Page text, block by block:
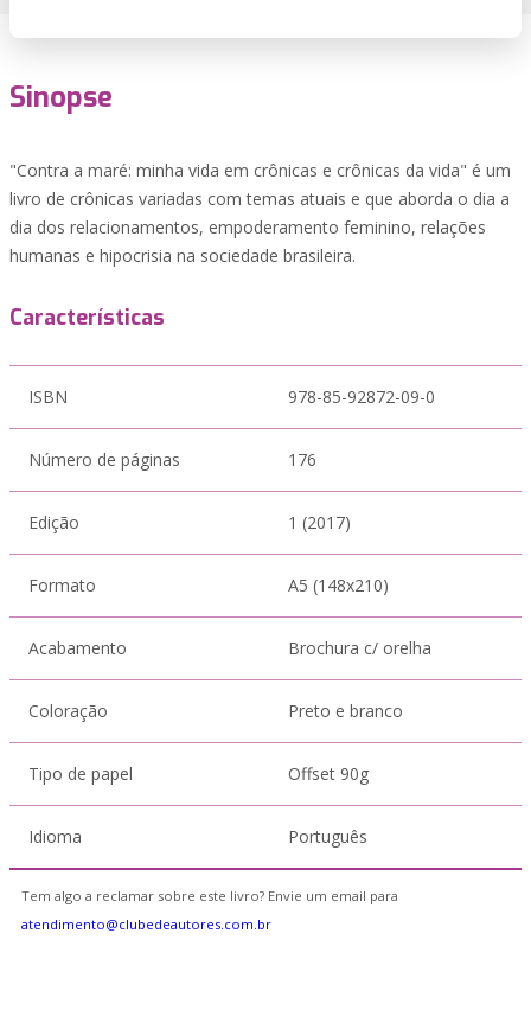
Sinopse
"Contra a maré: minha vida em crônicas e crônicas da vida" é um
livro de crônicas variadas com temas atuais e que aborda o dia a
dia dos relacionamentos, empoderamento feminino, relações
humanas e hipocrisia na sociedade brasileira.
Características
ISBN 978-85-92872-09-0
Número de páginas 176
Edição 1 (2017)
Formato A5 (148x210)
Acabamento Brochura c/ orelha
Coloração Preto e branco
Tipo de papel Offset 90g
Idioma Português
Tem algo a reclamar sobre este livro? Envie um email para
atendimento@clubedeautores.com.br